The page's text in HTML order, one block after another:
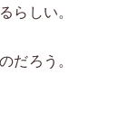
らしい。
だろう。